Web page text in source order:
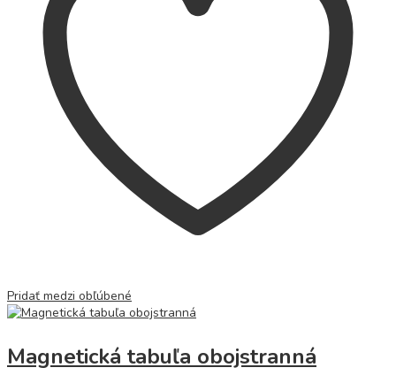
Pridať medzi obľúbené
Magnetická tabuľa obojstranná